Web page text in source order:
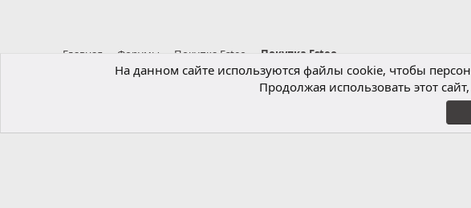
Главная Форумы Покупка Esteo Покупка Esteo
На данном сайте используются файлы cookie, чтобы
Продолжая использовать этот